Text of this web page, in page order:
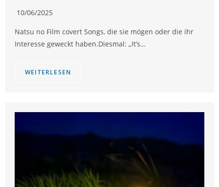
10/06/2025
Natsu no Film covert Songs, die sie mögen oder die ihr
Interesse geweckt haben.Diesmal: „It’s…
WEITERLESEN